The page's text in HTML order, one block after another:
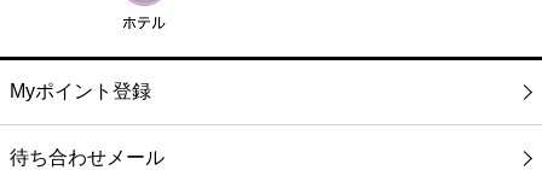
Myポイント登録
待ち合わせメール